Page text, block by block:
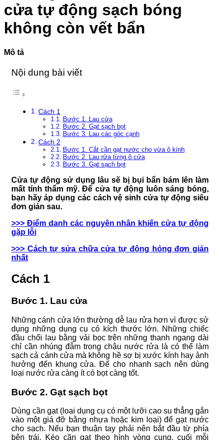
VIỆN
103
minh
Phổ
Biến
cửa tự động sạch bóng
không còn vết bẩn
Mô tả
Nội dung bài viết
Cách 1
Bước 1. Lau cửa
Bước 2. Gạt sạch bọt
Bước 3. Lau các góc cạnh
Cách 2
Bước 1. Cắt cần gạt nước cho vừa ô kính
Bước 2. Lau rửa từng ô cửa
Bước 3. Gạt sạch bọt
Cửa tự động sử dụng lâu sẽ bị bụi bẩn bám lên làm
mất tính thẩm mỹ. Để cửa tự động luôn sáng bóng,
bạn hãy áp dụng các cách vệ sinh cửa tự động siêu
đơn giản sau.
>>> Điểm danh các nguyên nhân khiến cửa tự động
gặp lỗi
>>> Cách tự sửa chữa cửa tự động hỏng đơn giản
nhất
Cách 1
Bước 1. Lau cửa
Những cánh cửa lớn thường dễ lau rửa hơn vì được sử
dụng những dụng cụ có kích thước lớn. Những chiếc
đầu chổi lau bằng vải bọc trên những thanh ngang dài
chỉ cần nhúng đẫm trong chậu nước rửa là có thể làm
sạch cả cánh cửa mà không hề sợ bị xước kính hay ảnh
hưởng đến khung cửa. Để cho nhanh sạch nên dùng
loại nước rửa càng ít có bọt càng tốt.
Bước 2. Gạt sạch bọt
Dùng cần gạt (loại dụng cụ có một lưỡi cao su thẳng gắn
vào một giá đỡ bằng nhựa hoặc kim loại) để gạt nước
cho sạch. Nếu bạn thuận tay phải nên bắt đầu từ phía
bên trái. Kéo cần gạt theo hình vòng cung, cuối mỗi